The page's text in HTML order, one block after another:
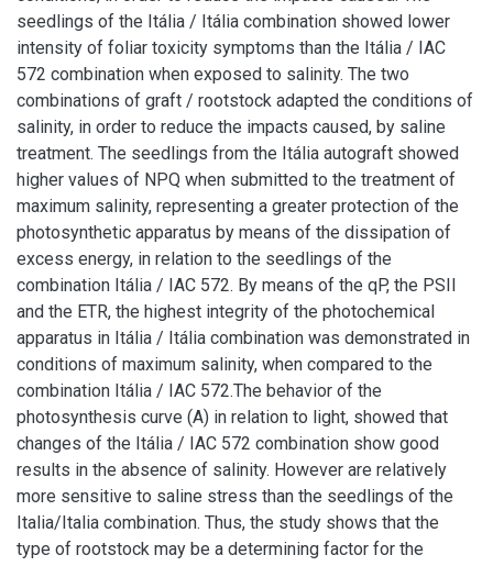
seedlings of the Itália / Itália combination showed lower
intensity of foliar toxicity symptoms than the Itália / IAC
572 combination when exposed to salinity. The two
combinations of graft / rootstock adapted the conditions of
salinity, in order to reduce the impacts caused, by saline
treatment. The seedlings from the Itália autograft showed
higher values of NPQ when submitted to the treatment of
maximum salinity, representing a greater protection of the
photosynthetic apparatus by means of the dissipation of
excess energy, in relation to the seedlings of the
combination Itália / IAC 572. By means of the qP, the PSII
and the ETR, the highest integrity of the photochemical
apparatus in Itália / Itália combination was demonstrated in
conditions of maximum salinity, when compared to the
combination Itália / IAC 572.The behavior of the
photosynthesis curve (A) in relation to light, showed that
changes of the Itália / IAC 572 combination show good
results in the absence of salinity. However are relatively
more sensitive to saline stress than the seedlings of the
Italia/Italia combination. Thus, the study shows that the
type of rootstock may be a determining factor for the